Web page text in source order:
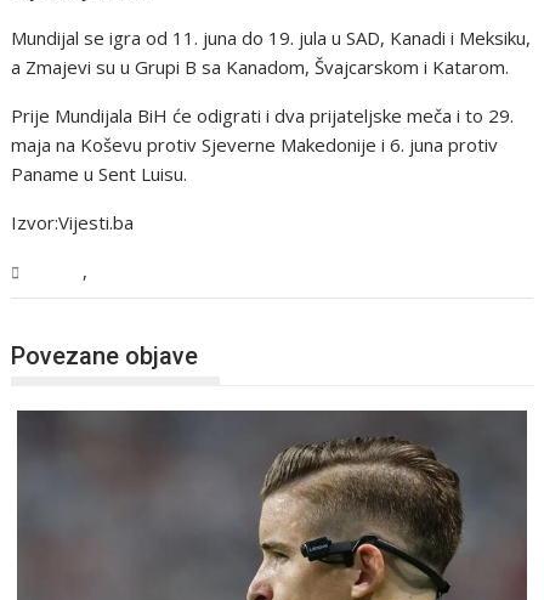
Mundijal se igra od 11. juna do 19. jula u SAD, Kanadi i Meksiku,
a Zmajevi su u Grupi B sa Kanadom, Švajcarskom i Katarom.
Prije Mundijala BiH će odigrati i dva prijateljske meča i to 29.
maja na Koševu protiv Sjeverne Makedonije i 6. juna protiv
Paname u Sent Luisu.
Izvor:Vijesti.ba
,
Povezane objave